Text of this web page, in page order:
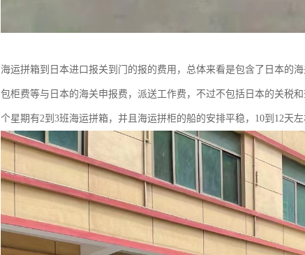
海运拼箱到日本进口报关到门的报的费用，总体来看是包含了日本的
包柜费等与日本的海关申报费，派送工作费，不过不包括日本的关税
个星期有2到3班海运拼箱，并且海运拼柜的船的安排平稳，10到12天左